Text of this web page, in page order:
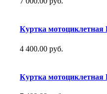
Куртка мотоциклетная
4 400.00 руб.
Куртка мотоциклетная